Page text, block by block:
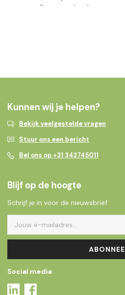
zaadbommetjes |
Kunnen wij je helpen?
Bekijk veelgestelde vragen
Stuur ons een bericht
Bel ons op +31 343745011
Blijf op de hoogte
Schrijf je in voor de nieuwsbrief
Social media